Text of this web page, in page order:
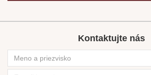
Kontaktujte nás